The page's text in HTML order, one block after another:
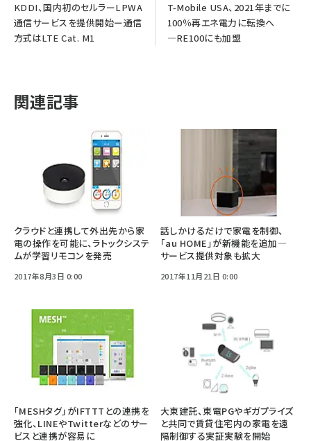
KDDI、国内初のセルラーLPWA
通信サービスを提供開始ー通信
方式はLTE Cat. M1
T-Mobile USA、2021年までに
100％再エネ電力に転換へ
―RE100にも加盟
関連記事
クラウドと連携して外出先から家
電の操作を可能に、ラトックシステ
ムが学習リモコンを発売
2017年8月3日 0:00
話しかけるだけで家電を制御、
「au HOME」が新機能を追加―
サービス提供対象も拡大
2017年11月21日 0:00
「MESHタグ」がIFTTTとの連携を
強化、LINEやTwitterなどのサー
ビスと連携が容易に
大東建託、東電PGやギガプライズ
と共同で賃貸住宅内の家電を遠
隔制御する実証実験を開始